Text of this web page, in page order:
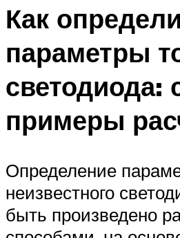
Как
параметры
светодиода:
примеры
Определение
неизвестного
быть произведено